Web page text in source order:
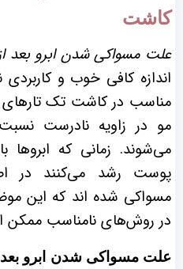
کاشت
علت مسواکی شدن ابرو بعد
اندازه کافی خوب و
مناسب در کاشت تک تارهای
مو در زاویه نادرست
می‌شوند. زمانی که ابروها
پوست رشد می‌کنند در
مسواکی شده اند که این
در روش‌های نامناسب ممکن
علت مسواکی شدن ابرو